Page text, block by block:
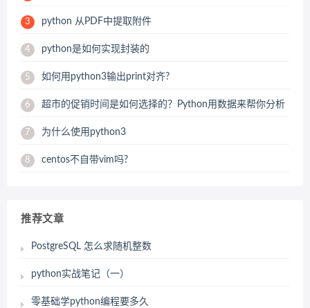
3 python 从PDF中提取附件
4 python是如何实现封装的
5 如何用python3输出print对齐?
6 超市的促销时间是如何选择的？Python用数据来帮你分析
7 为什么使用python3
8 centos不自带vim吗?
推荐文章
PostgreSQL 怎么求随机整数
python实战笔记（一）
零基础学python编程要多久